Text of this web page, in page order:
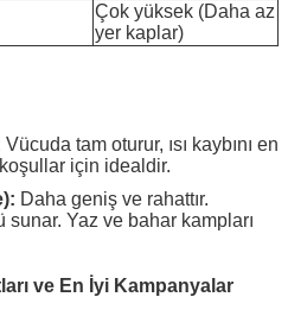
Çok yüksek (Daha az
yer kaplar)
Vücuda tam oturur, ısı kaybını en
için idealdir.
Daha geniş ve rahattır.
Yaz ve bahar kampları
ve En İyi Kampanyalar